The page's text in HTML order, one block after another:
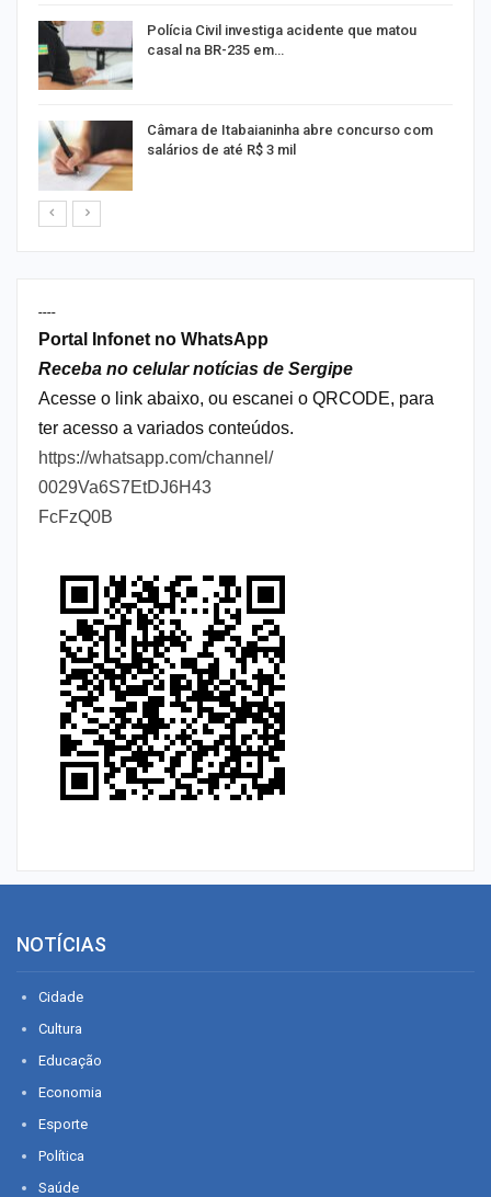
Polícia Civil investiga acidente que matou
casal na BR-235 em…
Câmara de Itabaianinha abre concurso com
salários de até R$ 3 mil
----
Portal Infonet no WhatsApp
Receba no celular notícias de Sergipe
Acesse o link abaixo, ou escanei o QRCODE, para
ter acesso a variados conteúdos.
https://whatsapp.com/channel/
0029Va6S7EtDJ6H43
FcFzQ0B
NOTÍCIAS
Cidade
Cultura
Educação
Economia
Esporte
Política
Saúde